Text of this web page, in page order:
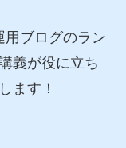
用ブログのラン
義が役に立ち
ます！